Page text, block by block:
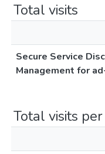
Total visits
Secure Service
Management for
Total visits